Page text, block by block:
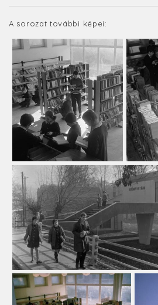
A sorozat további képei: